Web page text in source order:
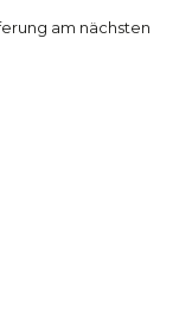
am nächsten